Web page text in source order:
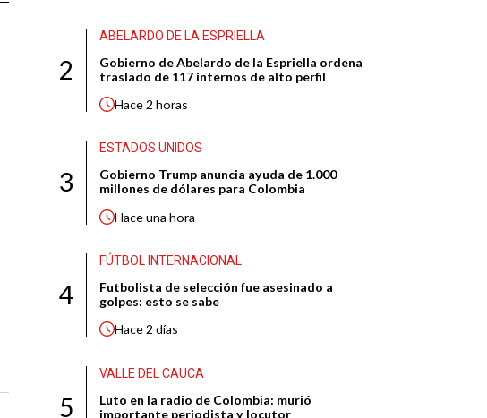
2
ABELARDO DE LA ESPRIELLA
Gobierno de Abelardo de la Espriella ordena
traslado de 117 internos de alto perfil
Hace2 horas
3
ESTADOS UNIDOS
Gobierno Trump anuncia ayuda de 1.000
millones de dólares para Colombia
Haceuna hora
4
FÚTBOL INTERNACIONAL
Futbolista de selección fue asesinado a
golpes: esto se sabe
Hace2 días
5
VALLE DEL CAUCA
Luto en la radio de Colombia: murió
importante periodista y locutor